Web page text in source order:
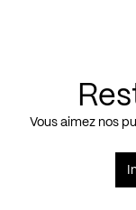
Vous aimez nos